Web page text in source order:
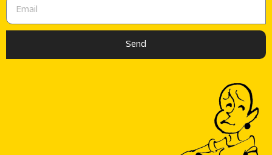
Send